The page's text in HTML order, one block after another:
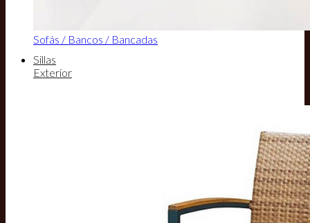
Sofás / Bancos / Bancadas
Sillas
Exterior